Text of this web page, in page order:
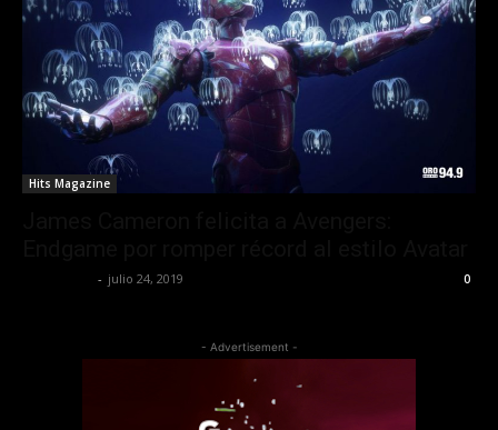
Hits Magazine
- julio 24, 2019 0
- Advertisement -